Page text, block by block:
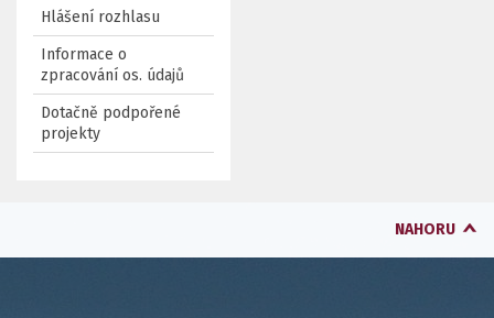
Hlášení rozhlasu
Informace o
zpracování os. údajů
Dotačně podpořené
projekty
NAHORU